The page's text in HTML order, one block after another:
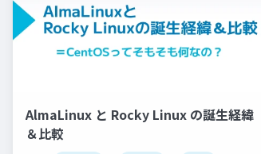
AlmaLinux と Rocky Linux の誕生経緯
＆比較